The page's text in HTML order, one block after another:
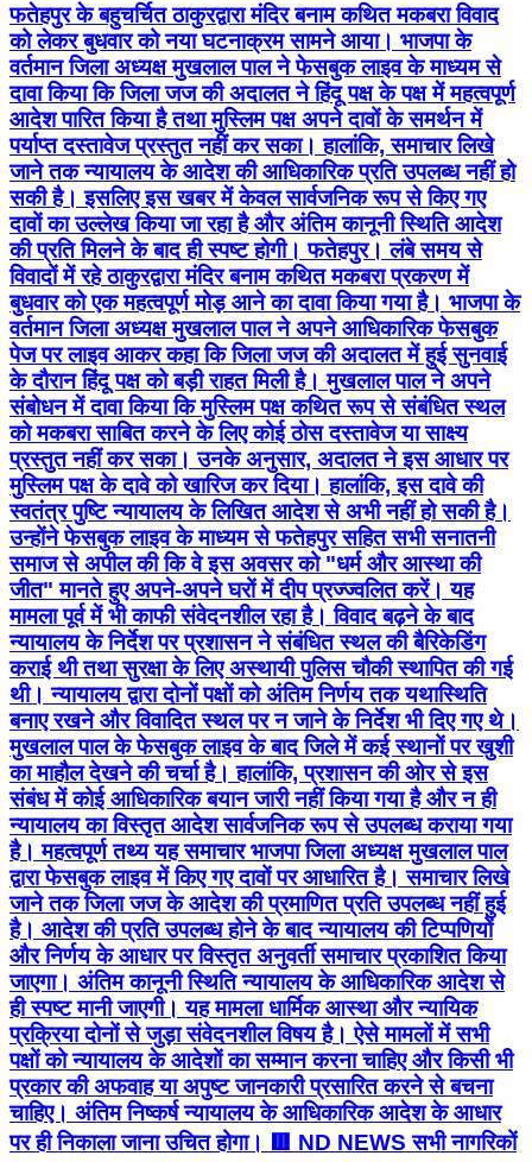
फतेहपुर के बहुचर्चित ठाकुरद्वारा मंदिर बनाम कथित मकबरा विवाद
को लेकर बुधवार को नया घटनाक्रम सामने आया। भाजपा के
वर्तमान जिला अध्यक्ष मुखलाल पाल ने फेसबुक लाइव के माध्यम से
दावा किया कि जिला जज की अदालत ने हिंदू पक्ष के पक्ष में महत्वपूर्ण
आदेश पारित किया है तथा मुस्लिम पक्ष अपने दावों के समर्थन में
पर्याप्त दस्तावेज प्रस्तुत नहीं कर सका। हालांकि, समाचार लिखे
जाने तक न्यायालय के आदेश की आधिकारिक प्रति उपलब्ध नहीं हो
सकी है। इसलिए इस खबर में केवल सार्वजनिक रूप से किए गए
दावों का उल्लेख किया जा रहा है और अंतिम कानूनी स्थिति आदेश
की प्रति मिलने के बाद ही स्पष्ट होगी। फतेहपुर। लंबे समय से
विवादों में रहे ठाकुरद्वारा मंदिर बनाम कथित मकबरा प्रकरण में
बुधवार को एक महत्वपूर्ण मोड़ आने का दावा किया गया है। भाजपा के
वर्तमान जिला अध्यक्ष मुखलाल पाल ने अपने आधिकारिक फेसबुक
पेज पर लाइव आकर कहा कि जिला जज की अदालत में हुई सुनवाई
के दौरान हिंदू पक्ष को बड़ी राहत मिली है। मुखलाल पाल ने अपने
संबोधन में दावा किया कि मुस्लिम पक्ष कथित रूप से संबंधित स्थल
को मकबरा साबित करने के लिए कोई ठोस दस्तावेज या साक्ष्य
प्रस्तुत नहीं कर सका। उनके अनुसार, अदालत ने इस आधार पर
मुस्लिम पक्ष के दावे को खारिज कर दिया। हालांकि, इस दावे की
स्वतंत्र पुष्टि न्यायालय के लिखित आदेश से अभी नहीं हो सकी है।
उन्होंने फेसबुक लाइव के माध्यम से फतेहपुर सहित सभी सनातनी
समाज से अपील की कि वे इस अवसर को "धर्म और आस्था की
जीत" मानते हुए अपने-अपने घरों में दीप प्रज्ज्वलित करें। यह
मामला पूर्व में भी काफी संवेदनशील रहा है। विवाद बढ़ने के बाद
न्यायालय के निर्देश पर प्रशासन ने संबंधित स्थल की बैरिकेडिंग
कराई थी तथा सुरक्षा के लिए अस्थायी पुलिस चौकी स्थापित की गई
थी। न्यायालय द्वारा दोनों पक्षों को अंतिम निर्णय तक यथास्थिति
बनाए रखने और विवादित स्थल पर न जाने के निर्देश भी दिए गए थे।
मुखलाल पाल के फेसबुक लाइव के बाद जिले में कई स्थानों पर खुशी
का माहौल देखने की चर्चा है। हालांकि, प्रशासन की ओर से इस
संबंध में कोई आधिकारिक बयान जारी नहीं किया गया है और न ही
न्यायालय का विस्तृत आदेश सार्वजनिक रूप से उपलब्ध कराया गया
है। महत्वपूर्ण तथ्य यह समाचार भाजपा जिला अध्यक्ष मुखलाल पाल
द्वारा फेसबुक लाइव में किए गए दावों पर आधारित है। समाचार लिखे
जाने तक जिला जज के आदेश की प्रमाणित प्रति उपलब्ध नहीं हुई
है। आदेश की प्रति उपलब्ध होने के बाद न्यायालय की टिप्पणियों
और निर्णय के आधार पर विस्तृत अनुवर्ती समाचार प्रकाशित किया
जाएगा। अंतिम कानूनी स्थिति न्यायालय के आधिकारिक आदेश से
ही स्पष्ट मानी जाएगी। यह मामला धार्मिक आस्था और न्यायिक
प्रक्रिया दोनों से जुड़ा संवेदनशील विषय है। ऐसे मामलों में सभी
पक्षों को न्यायालय के आदेशों का सम्मान करना चाहिए और किसी भी
प्रकार की अफवाह या अपुष्ट जानकारी प्रसारित करने से बचना
चाहिए। अंतिम निष्कर्ष न्यायालय के आधिकारिक आदेश के आधार
पर ही निकाला जाना उचित होगा। 🟥 ND NEWS सभी नागरिकों